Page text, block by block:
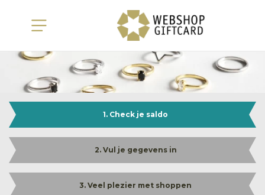
1. Check je saldo
2. Vul je gegevens in
3. Veel plezier met shoppen